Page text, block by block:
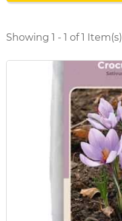
Showing 1 - 1 of 1 Item(s)